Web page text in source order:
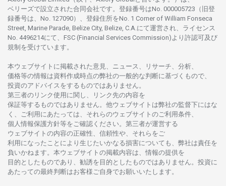
ベリーズで設立さ れた合同会社です。 登録番号はNo. 000005723（旧登
録番号は、No. 127090）、 登録住所をNo. 1 Corner of William Fonseca
Street, Marine Parade, Belize City, Belize, C.A.にて運営さ れ、 ライセンス
No. 4496214にて、FSC (Financial Services Commission)より 許認可及び
規制を受けています。
本ウェブサイトに掲載さ れた意見、ニュース、リサーチ、分析、
価格等の情報は資料作成時点の弊社の一般的な判断に基づくもので、
投資のアドバイスをするものではありません。
第三者の リンク使用に関し、 リンク先の内容を
保証等するものではありません。 他ウェブサイトは弊社の監督下にはな
く、
ご利用に あたっては、 それらのウェブサイトの ご利用条件、
個人情報保護方針等を ご確認ください。 第三者が運営する
ウェブサイトの内容の正確性、信頼性や、それらをご
利用になったことにより 生じたいかなる損害についても、 弊社は責任を
負いかね ます。 本ウェブサイトの掲載内容は、 情報の提供を
目的としたものであり、 勧誘を 目的としたものではありません。 投資に
あたっての最終判断はお客様ご自身でお願いいたします。